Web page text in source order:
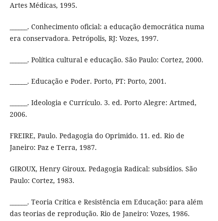
Artes Médicas, 1995.
______. Conhecimento oficial: a educação democrática numa
era conservadora. Petrópolis, RJ: Vozes, 1997.
______. Política cultural e educação. São Paulo: Cortez, 2000.
______. Educação e Poder. Porto, PT: Porto, 2001.
______. Ideologia e Currículo. 3. ed. Porto Alegre: Artmed,
2006.
FREIRE, Paulo. Pedagogia do Oprimido. 11. ed. Rio de
Janeiro: Paz e Terra, 1987.
GIROUX, Henry Giroux. Pedagogia Radical: subsídios. São
Paulo: Cortez, 1983.
______. Teoria Crítica e Resistência em Educação: para além
das teorias de reprodução. Rio de Janeiro: Vozes, 1986.